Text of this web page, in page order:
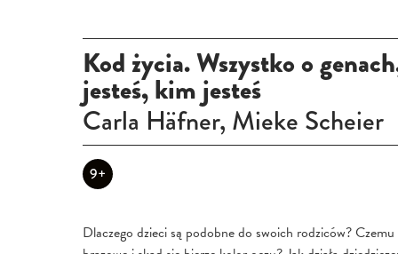
Kod życia. Wszystko o
jesteś, kim jesteś
Carla Häfner, Mieke Scheier
9+
Dlaczego dzieci są podobne do swoich rodziców?